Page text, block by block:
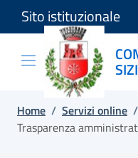
Salta e vai al
Salta e vai al footer
Sito istituzionale
Home / Servizi online /
Trasparenza